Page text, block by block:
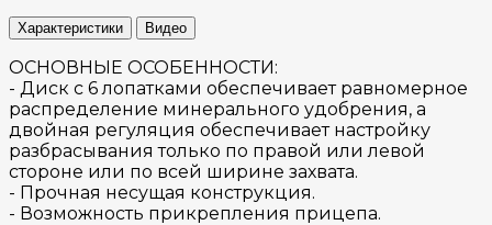
Характеристики Видео
ОСНОВНЫЕ ОСОБЕННОСТИ:
- Диск с 6 лопатками обеспечивает равномерное
распределение минерального удобрения, а
двойная регуляция обеспечивает настройку
разбрасывания только по правой или левой
стороне или по всей ширине захвата.
- Прочная несущая конструкция.
- Возможность прикрепления прицепа.